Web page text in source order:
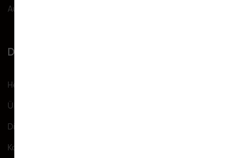
Austria
Dienstleistungen
Heim
Über uns
Dienstleistungen
Kontakt